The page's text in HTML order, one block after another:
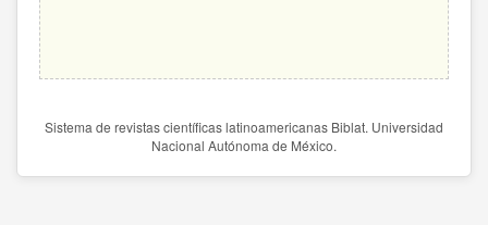
Sistema de revistas científicas latinoamericanas Biblat. Universidad
Nacional Autónoma de México.